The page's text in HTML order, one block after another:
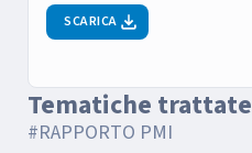
SCARICA
Tematiche trattate
#RAPPORTO PMI